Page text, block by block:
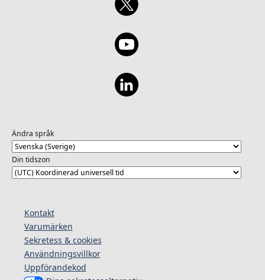
Ändra språk
Din tidszon
Kontakt
Varumärken
Sekretess & cookies
Användningsvillkor
Uppförandekod